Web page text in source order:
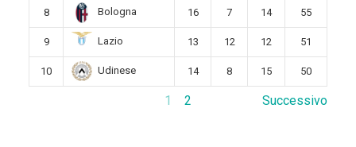
8 Bologna 16 7 14 55
9 Lazio 13 12 12 51
10 Udinese 14 8 15 50
1 2 Successivo